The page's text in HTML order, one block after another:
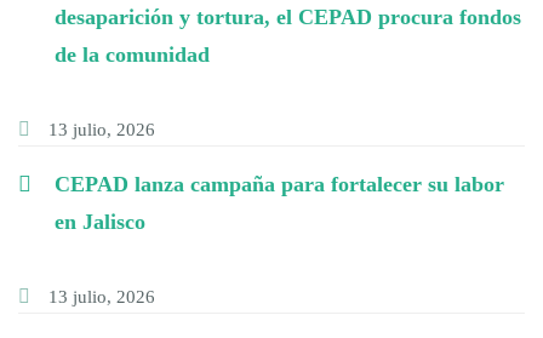
desaparición y tortura, el CEPAD procura fondos
de la comunidad
13 julio, 2026
CEPAD lanza campaña para fortalecer su labor
en Jalisco
13 julio, 2026